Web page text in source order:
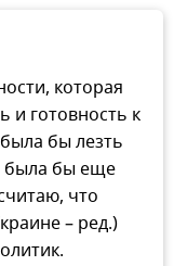
которая
и готовность к
бы лезть
была бы еще
что
– ред.)